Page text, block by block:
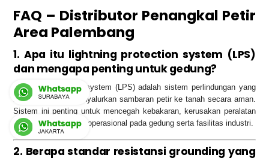
FAQ – Distributor Penangkal Petir
Area Palembang
1. Apa itu lightning protection system (LPS)
dan mengapa penting untuk gedung?
Lightning protection system (LPS) adalah sistem perlindungan yang
menangkap dan menyalurkan sambaran petir ke tanah secara aman.
Sistem ini penting untuk mencegah kebakaran, kerusakan peralatan
listrik, dan gangguan operasional pada gedung serta fasilitas industri.
2. Berapa standar resistansi grounding yang